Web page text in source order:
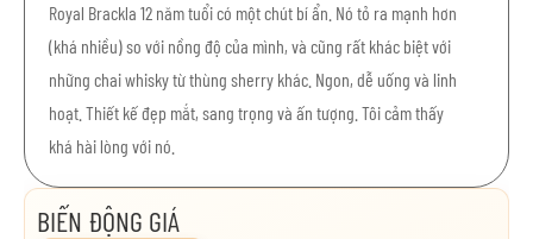
Royal Brackla 12 năm tuổi có một chút bí ẩn. Nó tỏ ra mạnh hơn
(khá nhiều) so với nồng độ của mình, và cũng rất khác biệt với
những chai whisky từ thùng sherry khác. Ngon, dễ uống và linh
hoạt. Thiết kế đẹp mắt, sang trọng và ấn tượng. Tôi cảm thấy
khá hài lòng với nó.
BIẾN ĐỘNG GIÁ